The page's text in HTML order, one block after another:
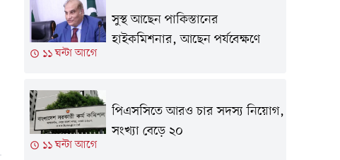
১১ ঘন্টা আগে
সুস্থ আছেন পাকিস্তানের
হাইকমিশনার, আছেন পর্যবেক্ষণে
১১ ঘন্টা আগে
পিএসসিতে আরও চার সদস্য নিয়োগ,
সংখ্যা বেড়ে ২০